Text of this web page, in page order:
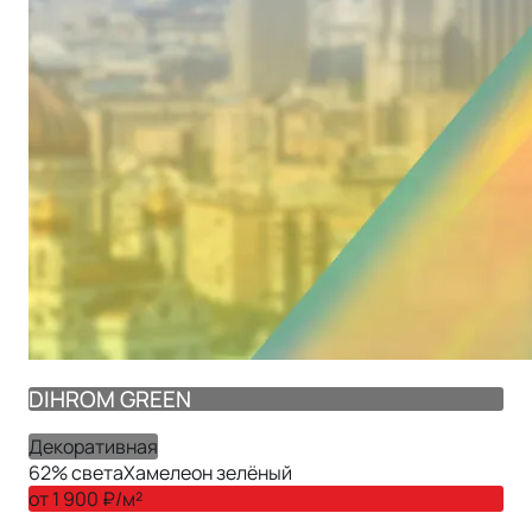
DIHROM GREEN
Декоративная
62% светаХамелеон зелёный
от1 900 ₽/м²